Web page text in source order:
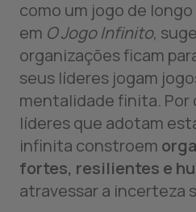
como um jogo de longo
em O Jogo Infinito,
organizações ficam
seus líderes jogam
mentalidade finita. Por
líderes que adotam
infinita constroem
fortes, resilientes e
atravessar a incerteza